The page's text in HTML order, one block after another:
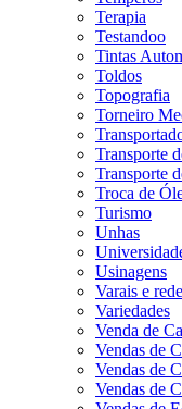
Terapia
Testandoo
Tintas
Toldos
Topografia
Torneiro
Transporte
Transporte
Troca de
Turismo
Unhas
Usinagens
Varais e
Variedades
Venda de
Vendas de
Vendas de
Vendas de